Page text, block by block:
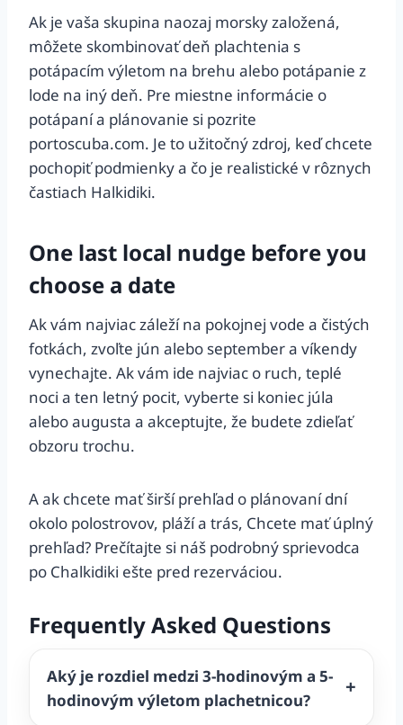
Ak je vaša skupina naozaj morsky založená,
môžete skombinovať deň plachtenia s
potápacím výletom na brehu alebo potápanie z
lode na iný deň. Pre miestne informácie o
potápaní a plánovanie si pozrite
portoscuba.com. Je to užitočný zdroj, keď chcete
pochopiť podmienky a čo je realistické v rôznych
častiach Halkidiki.
One last local nudge before you
choose a date
Ak vám najviac záleží na pokojnej vode a čistých
fotkách, zvoľte jún alebo september a víkendy
vynechajte. Ak vám ide najviac o ruch, teplé
noci a ten letný pocit, vyberte si koniec júla
alebo augusta a akceptujte, že budete zdieľať
obzoru trochu.
A ak chcete mať širší prehľad o plánovaní dní
okolo polostrovov, pláží a trás, Chcete mať úplný
prehľad? Prečítajte si náš podrobný sprievodca
po Chalkidiki ešte pred rezerváciou.
Frequently Asked Questions
Aký je rozdiel medzi 3-hodinovým a 5-
hodinovým výletom plachetnicou?